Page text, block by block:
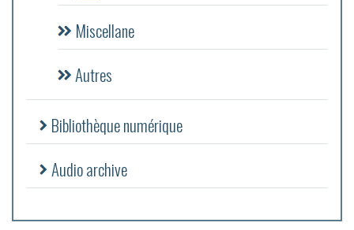
Miscellane
Autres
Bibliothèque numérique
Audio archive